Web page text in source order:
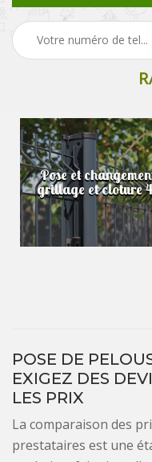
Pose et
grillage et cloture
POSE DE
EXIGEZ DES
LES PRIX
La comparaison des
prestataires est une